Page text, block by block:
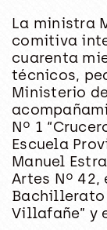
La ministra
comitiva
cuarenta
técnicos,
Ministerio
Nº 1
Escuela
Manuel
Artes Nº 42,
Bachillerato
Villafañe” y